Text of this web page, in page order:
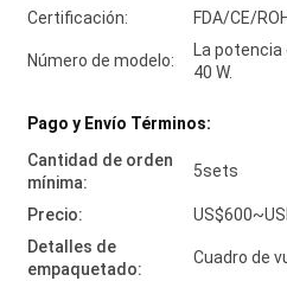
Certificación:
FDA/CE/
Número de modelo:
La potencia
40 W.
Pago y Envío Términos:
Cantidad de orden
mínima:
5sets
Precio:
Detalles de
empaquetado:
Cuadro de